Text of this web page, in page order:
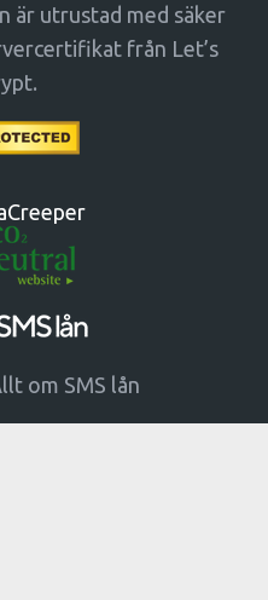
är utrustad med säker
från Let’s
om SMS lån